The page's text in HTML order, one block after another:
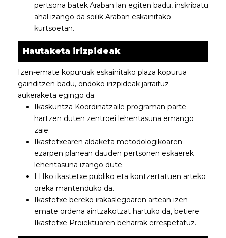
pertsona batek Araban lan egiten badu, inskribatu
ahal izango da soilik Araban eskainitako
kurtsoetan.
Hautaketa irizpideak
Izen-emate kopuruak eskainitako plaza kopurua
gainditzen badu, ondoko irizpideak jarraituz
aukeraketa egingo da:
Ikaskuntza Koordinatzaile programan parte
hartzen duten zentroei lehentasuna emango
zaie.
Ikastetxearen aldaketa metodologikoaren
ezarpen planean dauden pertsonen eskaerek
lehentasuna izango dute.
LHko ikastetxe publiko eta kontzertatuen arteko
oreka mantenduko da.
Ikastetxe bereko irakaslegoaren artean izen-
emate ordena aintzakotzat hartuko da, betiere
Ikastetxe Proiektuaren beharrak errespetatuz.